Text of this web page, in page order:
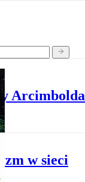
Arcimbolda
w sieci